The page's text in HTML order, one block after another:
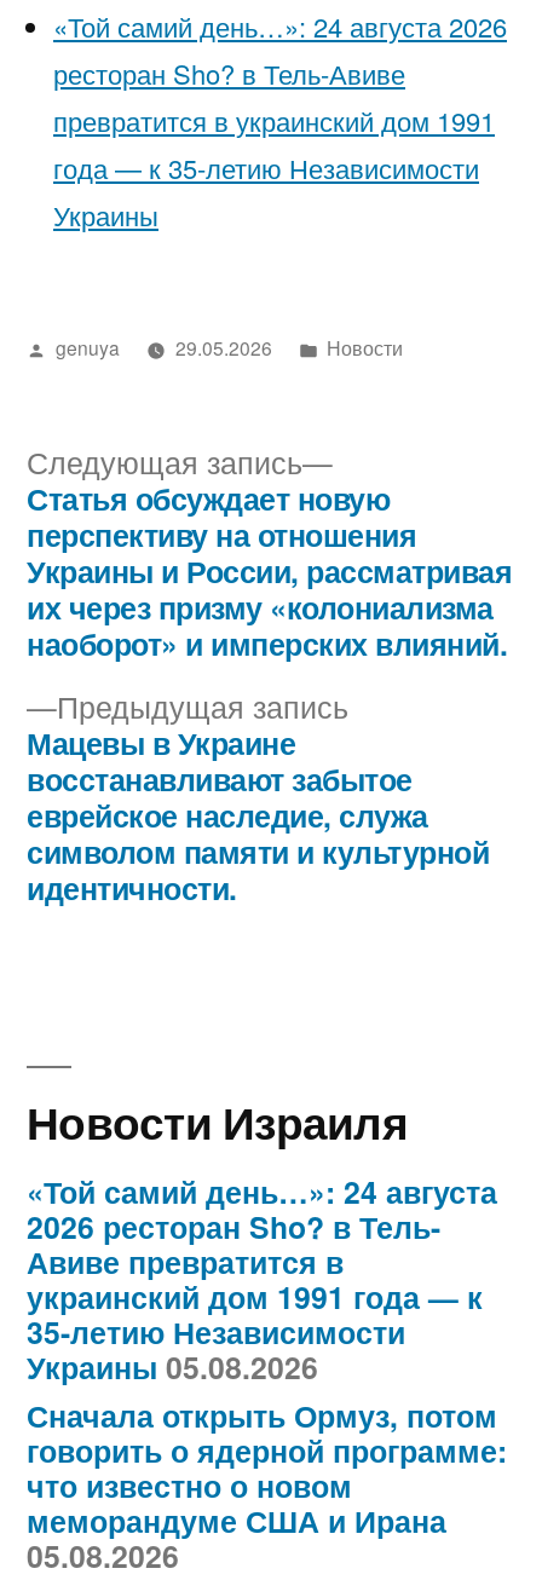
«Той самий день…»: 24 августа 2026
ресторан Sho? в Тель-Авиве
превратится в украинский дом 1991
года — к 35-летию Независимости
Украины
Написано
genuya 29.05.2026
Написано
Новости
Навигация
по
записям
Предыдущая запись
Мацевы в Украине
восстанавливают забытое
еврейское наследие, служа
символом памяти и культурной
идентичности.
Следующая запись
Следующая
запись:
Статья обсуждает новую
перспективу на отношения
Украины и России, рассматривая
их через призму «колониализма
наоборот» и имперских влияний.
Новости Израиля
«Той самий день…»: 24 августа
2026 ресторан Sho? в Тель-
Авиве превратится в
украинский дом 1991 года — к
35-летию Независимости
Украины 05.08.2026
Сначала открыть Ормуз, потом
говорить о ядерной программе:
что известно о новом
меморандуме США и Ирана
05.08.2026